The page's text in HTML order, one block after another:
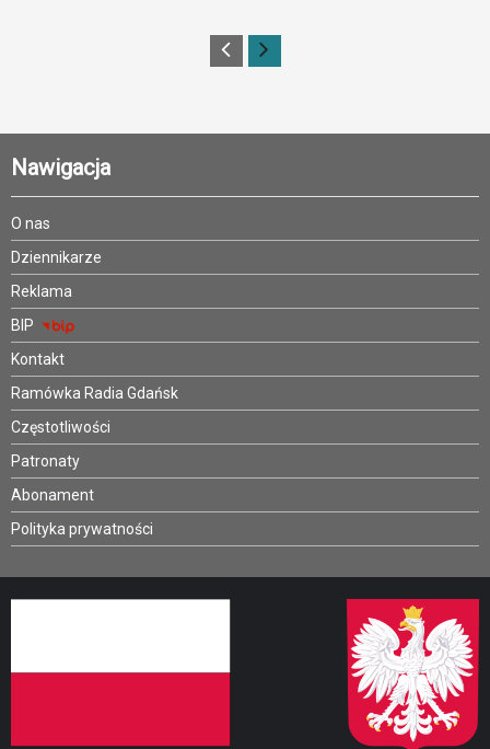
Nawigacja
O nas
Dziennikarze
Reklama
BIP
Kontakt
Ramówka Radia Gdańsk
Częstotliwości
Patronaty
Abonament
Polityka prywatności